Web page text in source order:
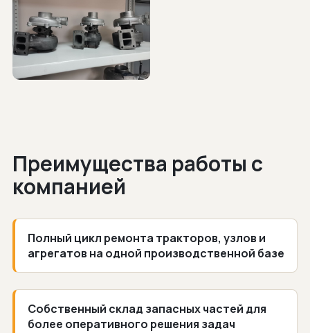
Преимущества работы с
компанией
Полный цикл ремонта тракторов, узлов и
агрегатов на одной производственной базе
Собственный склад запасных частей для
более оперативного решения задач